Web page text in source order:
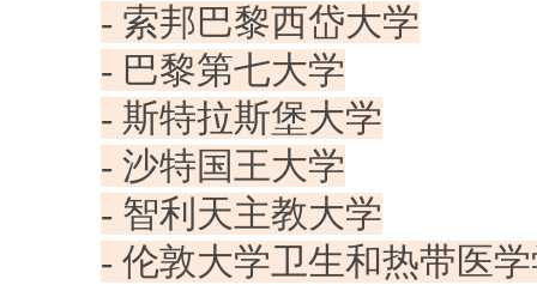
- 索邦巴黎西岱大学
- 巴黎第七大学
- 斯特拉斯堡大学
- 沙特国王大学
- 智利天主教大学
- 伦敦大学卫生和热带医